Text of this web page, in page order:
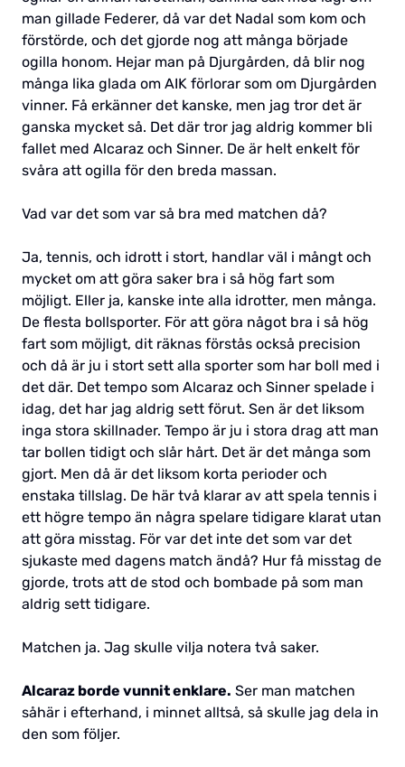
man gillade Federer, då var det Nadal som kom och
förstörde, och det gjorde nog att många började
ogilla honom. Hejar man på Djurgården, då blir nog
många lika glada om AIK förlorar som om Djurgården
vinner. Få erkänner det kanske, men jag tror det är
ganska mycket så. Det där tror jag aldrig kommer bli
fallet med Alcaraz och Sinner. De är helt enkelt för
svåra att ogilla för den breda massan.
Vad var det som var så bra med matchen då?
Ja, tennis, och idrott i stort, handlar väl i mångt och
mycket om att göra saker bra i så hög fart som
möjligt. Eller ja, kanske inte alla idrotter, men många.
De flesta bollsporter. För att göra något bra i så hög
fart som möjligt, dit räknas förstås också precision
och då är ju i stort sett alla sporter som har boll med i
det där. Det tempo som Alcaraz och Sinner spelade i
idag, det har jag aldrig sett förut. Sen är det liksom
inga stora skillnader. Tempo är ju i stora drag att man
tar bollen tidigt och slår hårt. Det är det många som
gjort. Men då är det liksom korta perioder och
enstaka tillslag. De här två klarar av att spela tennis i
ett högre tempo än några spelare tidigare klarat utan
att göra misstag. För var det inte det som var det
sjukaste med dagens match ändå? Hur få misstag de
gjorde, trots att de stod och bombade på som man
aldrig sett tidigare.
Matchen ja. Jag skulle vilja notera två saker.
Alcaraz borde vunnit enklare. Ser man matchen
såhär i efterhand, i minnet alltså, så skulle jag dela in
den som följer.